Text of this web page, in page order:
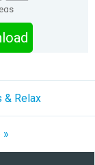
& Relax
»